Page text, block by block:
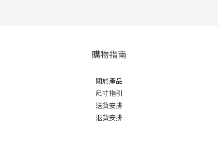
購物指南
關於產品
尺寸指引
送貨安排
退貨安排